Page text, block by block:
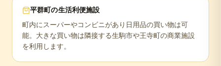
平群町の生活利便施設
町内にスーパーやコンビニがあり日用品の買い物は可
能。大きな買い物は隣接する生駒市や王寺町の商業施設
を利用します。